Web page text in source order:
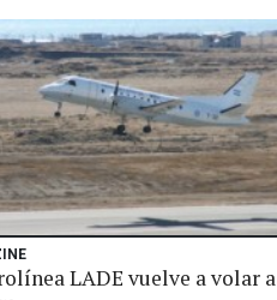
LADE vuelve a volar a